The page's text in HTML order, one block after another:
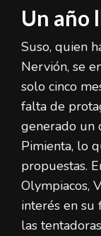
Un año
Suso, quien
Nervión, se
solo cinco
falta de
generado un
Pimienta, lo
propuestas.
Olympiacos,
interés en su
las